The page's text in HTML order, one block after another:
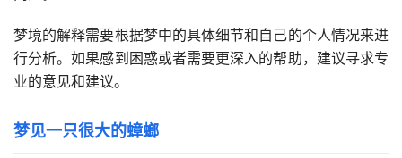
梦境的解释需要根据梦中的具体细节和自己的个人情况来进
行分析。如果感到困惑或者需要更深入的帮助，建议寻求专
业的意见和建议。
梦见一只很大的蟑螂